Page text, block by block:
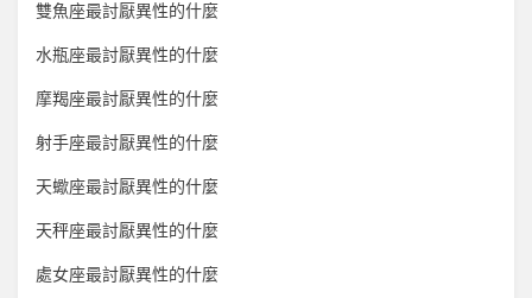
雙魚座最討厭異性的什麼
水瓶座最討厭異性的什麼
摩羯座最討厭異性的什麼
射手座最討厭異性的什麼
天蠍座最討厭異性的什麼
天秤座最討厭異性的什麼
處女座最討厭異性的什麼